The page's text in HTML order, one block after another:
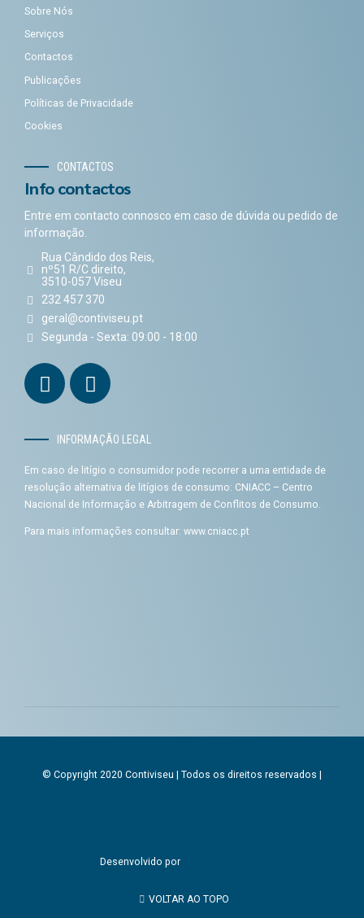
Sobre Nós
Serviços
Contactos
Publicações
Políticas de Privacidade
Cookies
CONTACTOS
Info contactos
Entre em contacto connosco em caso de dúvida ou pedido de
informação.
Rua Cândido dos Reis,
nº51 R/C direito,
3510-057 Viseu
232 457 370
geral@contiviseu.pt
Segunda - Sexta: 09:00 - 18:00
INFORMAÇÃO LEGAL
Em caso de litígio o consumidor pode recorrer a uma entidade de
resolução alternativa de litígios de consumo: CNIACC – Centro
Nacional de Informação e Arbitragem de Conflitos de Consumo.
Para mais informações consultar: www.cniacc.pt
© Copyright 2020 Contiviseu | Todos os direitos reservados |
Desenvolvido por
VOLTAR AO TOPO